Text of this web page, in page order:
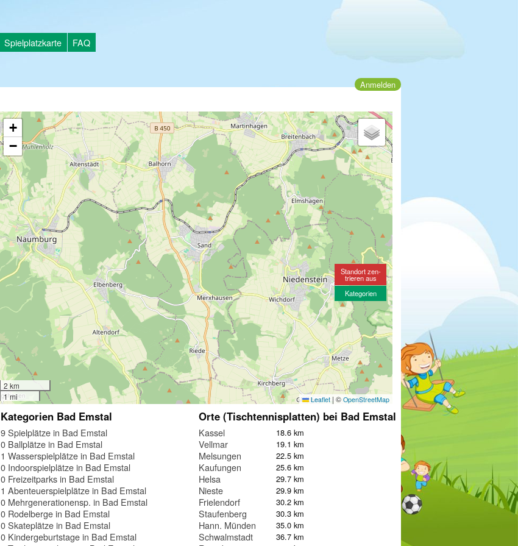
Spielplatzkarte FAQ
Anmelden
+
−
2 km
1 mi
Leaflet | © OpenStreetMap
Standort zen-
trieren aus
Kategorien
Kategorien Bad Emstal
9 Spielplätze in Bad Emstal
0 Ballplätze in Bad Emstal
1 Wasserspielplätze in Bad Emstal
0 Indoorspielplätze in Bad Emstal
0 Freizeitparks in Bad Emstal
1 Abenteuerspielplätze in Bad Emstal
0 Mehrgenerationensp. in Bad Emstal
0 Rodelberge in Bad Emstal
0 Skateplätze in Bad Emstal
0 Kindergeburtstage in Bad Emstal
Orte (Tischtennisplatten) bei Bad Emstal
Kassel 18.6 km
Vellmar 19.1 km
Melsungen 22.5 km
Kaufungen 25.6 km
Helsa 29.7 km
Nieste 29.9 km
Frielendorf 30.2 km
Staufenberg 30.3 km
Hann. Münden 35.0 km
Schwalmstadt 36.7 km